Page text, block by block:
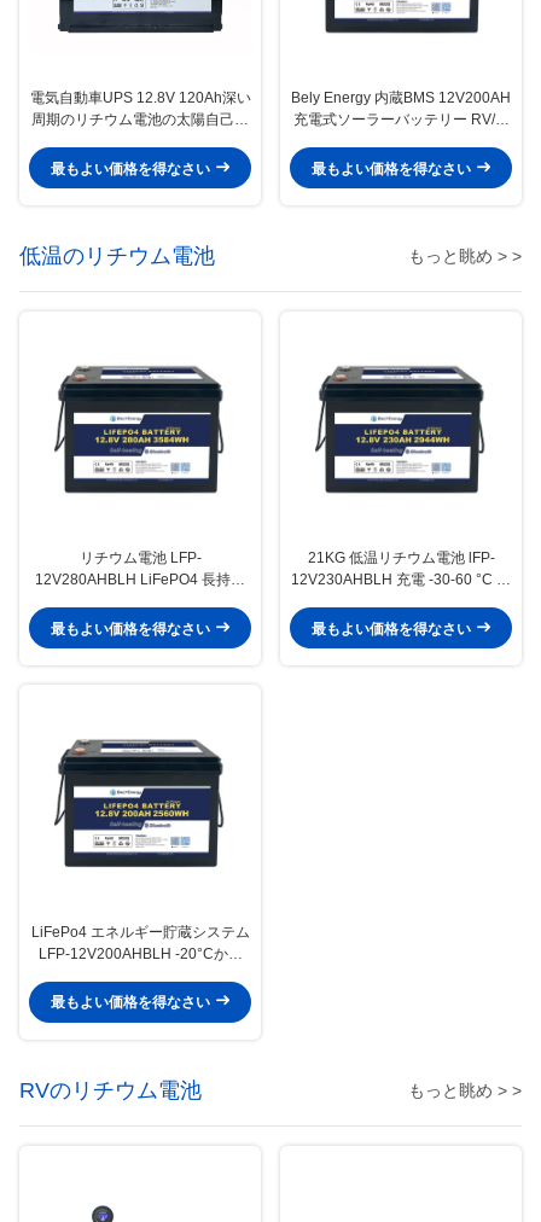
電気自動車UPS 12.8V 120Ah深い
周期のリチウム電池の太陽自己の
最もよい価格を得なさい
Bely Energy 内蔵BMS 12V200AH
充電式ソーラーバッテリー RV/家
最もよい価格を得なさい
低温のリチウム電池 もっと眺め > >
リチウム電池 LFP-
12V280AHBLH LiFePO4 長持ち
最もよい価格を得なさい
21KG 低温リチウム電池 lFP-
12V230AHBLH 充電 -30-60 °C プ
最もよい価格を得なさい
LiFePo4 エネルギー貯蔵システム
LFP-12V200AHBLH -20°Cから
最もよい価格を得なさい
RVのリチウム電池 もっと眺め > >